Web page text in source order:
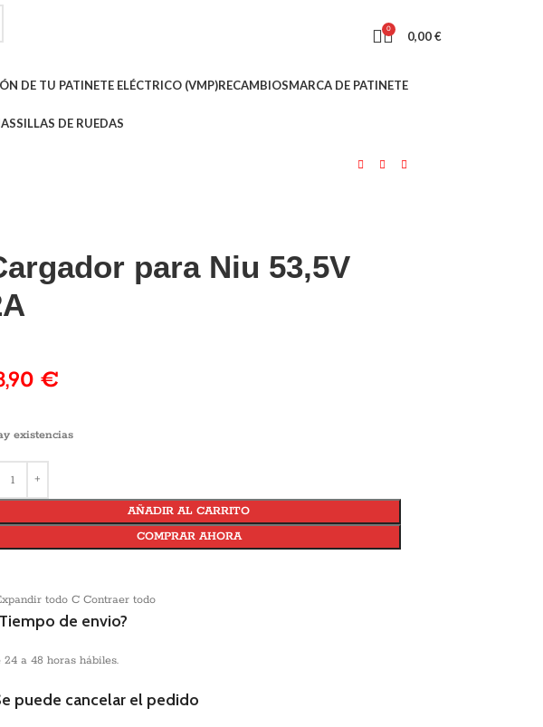
0 0,00€
DE TU PATINETE ELÉCTRICO (VMP)RECAMBIOSMARCA DE PATINETE
SILLAS DE RUEDAS
para Niu 53,5V
€
todoC Contraer todo
de envio?
24 a 48 horas hábiles.
puede cancelar el pedido
existencias
AÑADIR AL CARRITO
COMPRAR AHORA